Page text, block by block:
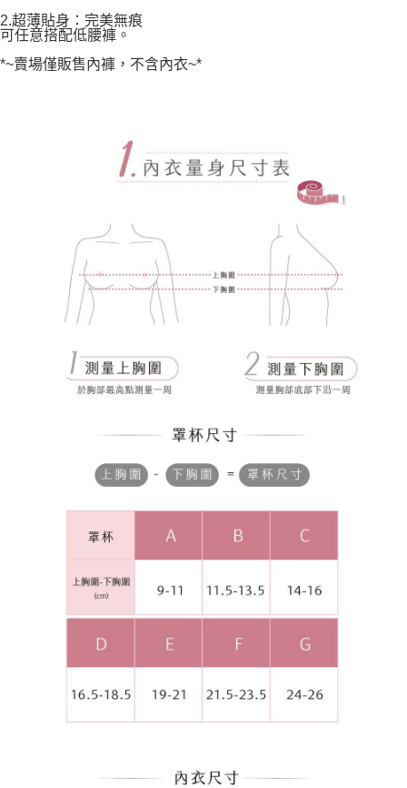
每筆NT$80，滿NT$1,000(含以上)免運費
付款後7-11取貨
每筆NT$80，滿NT$1,000(含以上)免運費
付款後門市自取
每筆NT$80，滿NT$1,000(含以上)免運費
2.超薄貼身：完美無痕
可任意搭配低腰褲。
*~賣場僅販售內褲，不含內衣~*